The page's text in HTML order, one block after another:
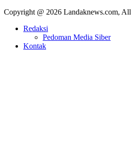
Copyright @ 2026 Landaknews.com,
Redaksi
Pedoman Media Siber
Kontak